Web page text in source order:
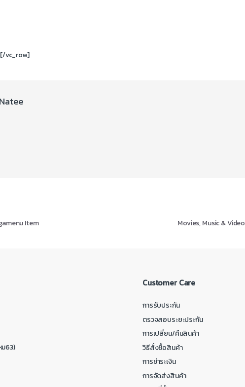
vc_row]
Natee
Item Movies, Music &
ม63)
Customer Care
การรับประกัน
ตรวจสอบระยะประกัน
การเปลี่ยน/คืนสินค้า
วิธีสั่งซื้อสินค้า
การชำระเงิน
การจัดส่งสินค้า